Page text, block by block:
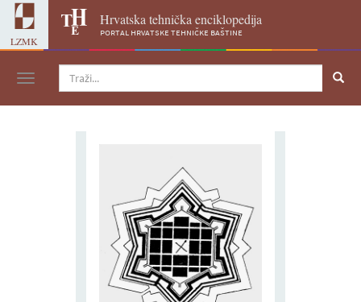
LZMK
Hrvatska tehnička enciklopedija
portal hrvatske tehničke baštine
Navigacija